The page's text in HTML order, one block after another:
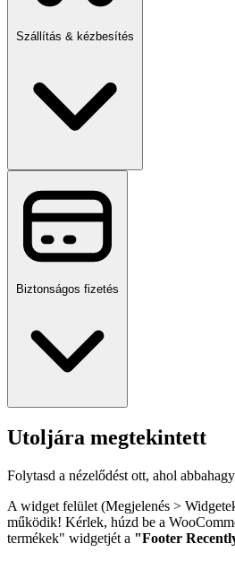
Szállítás & kézbesítés
Biztonságos fizetés
Utoljára megtekintett
Folytasd a nézelődést ott, ahol
A widget felület (Megjelenés >
működik! Kérlek, húzd be a
termékek" widgetjét a "Footer